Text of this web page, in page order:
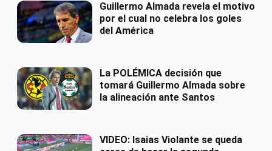
Guillermo Almada revela el motivo
por el cual no celebra los goles
del América
La POLÉMICA decisión que
tomará Guillermo Almada sobre
la alineación ante Santos
VIDEO: Isaias Violante se queda